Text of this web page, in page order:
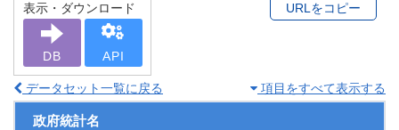
表示・ダウンロード
DB API
URLをコピー
データセット一覧に戻る 項目をすべて表示する
政府統計名